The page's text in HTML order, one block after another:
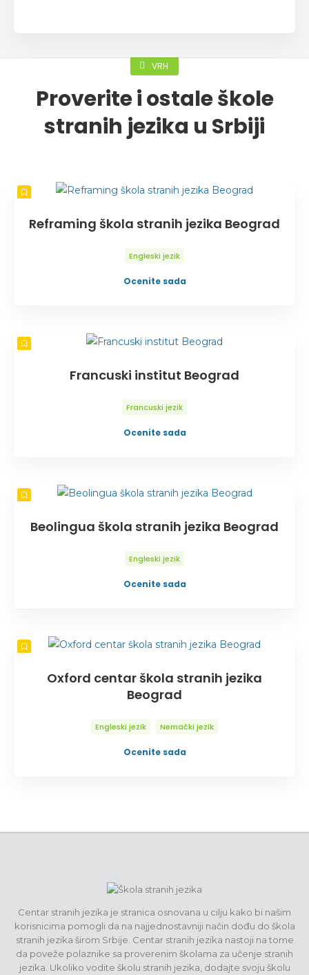
VRH
Proverite i ostale škole
stranih jezika u Srbiji
Reframing škola stranih jezika Beograd
Engleski jezik
Ocenite sada
Francuski institut Beograd
Francuski jezik
Ocenite sada
Beolingua škola stranih jezika Beograd
Engleski jezik
Ocenite sada
Oxford centar škola stranih jezika
Beograd
Engleski jezik Nemački jezik
Ocenite sada
Centar stranih jezika je stranica osnovana u cilju kako bi našim
korisnicima pomogli da na najjednostavniji način dođu do škola
stranih jezika širom Srbije. Centar stranih jezika nastoji na tome
da poveže polaznike sa proverenim školama za učenje stranih
jezika. Ukoliko vodite školu stranih jezika, dodajte svoju školu